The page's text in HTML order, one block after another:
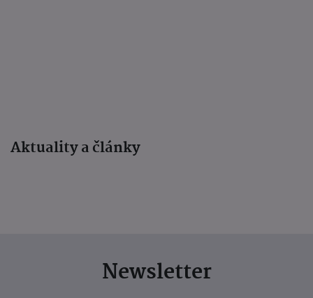
Aktuality a články
Newsletter